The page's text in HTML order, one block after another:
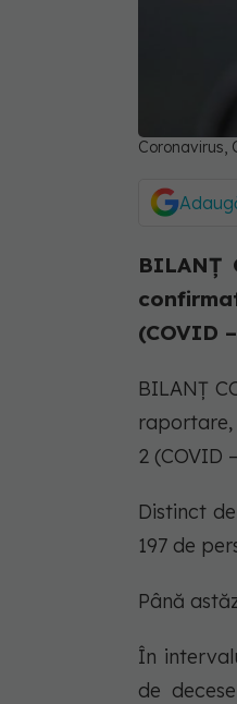
Coronavirus,
BILANȚ
(COVID
BILANȚ
raportare,
2 (COVID
Distinct
197 de
Până
În
de